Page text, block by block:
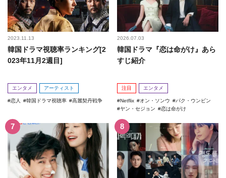
2023.11.13
韓国ドラマ視聴率ランキング[2
023年11月2週目]
エンタメ アーティスト
恋人 韓国ドラマ視聴率 高麗契丹戦争
2026.07.03
韓国ドラマ『恋は命がけ』あら
すじ紹介
注目 エンタメ
Netflix オン・ソンウ
パク・ウンビン
ヤン・セジョン
恋は命がけ